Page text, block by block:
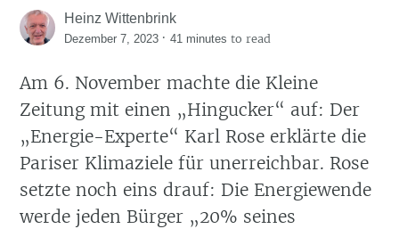
Heinz Wittenbrink
Dezember 7, 2023 ·41 minutes to read
Am 6. November machte die Kleine
Zeitung mit einen „Hingucker“ auf: Der
„Energie-Experte“ Karl Rose erklärte die
Pariser Klimaziele für unerreichbar. Rose
setzte noch eins drauf: Die Energiewende
werde jeden Bürger „20% seines